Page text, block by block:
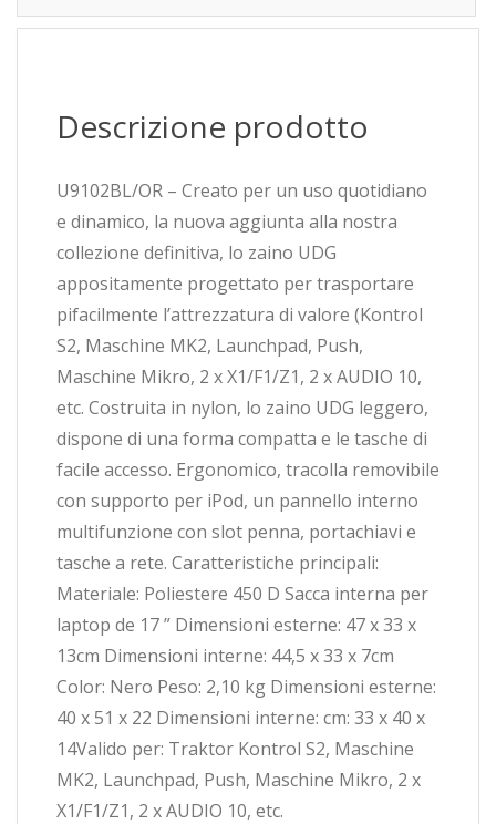
Descrizione prodotto
U9102BL/OR – Creato per un uso quotidiano
e dinamico, la nuova aggiunta alla nostra
collezione definitiva, lo zaino UDG
appositamente progettato per trasportare
pifacilmente l’attrezzatura di valore (Kontrol
S2, Maschine MK2, Launchpad, Push,
Maschine Mikro, 2 x X1/F1/Z1, 2 x AUDIO 10,
etc. Costruita in nylon, lo zaino UDG leggero,
dispone di una forma compatta e le tasche di
facile accesso. Ergonomico, tracolla removibile
con supporto per iPod, un pannello interno
multifunzione con slot penna, portachiavi e
tasche a rete. Caratteristiche principali:
Materiale: Poliestere 450 D Sacca interna per
laptop de 17 ” Dimensioni esterne: 47 x 33 x
13cm Dimensioni interne: 44,5 x 33 x 7cm
Color: Nero Peso: 2,10 kg Dimensioni esterne:
40 x 51 x 22 Dimensioni interne: cm: 33 x 40 x
14Valido per: Traktor Kontrol S2, Maschine
MK2, Launchpad, Push, Maschine Mikro, 2 x
X1/F1/Z1, 2 x AUDIO 10, etc.